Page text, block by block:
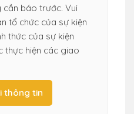
báo trước. Vui
tổ chức của sự kiện
thức của sự kiện
thực hiện các giao
thông tin